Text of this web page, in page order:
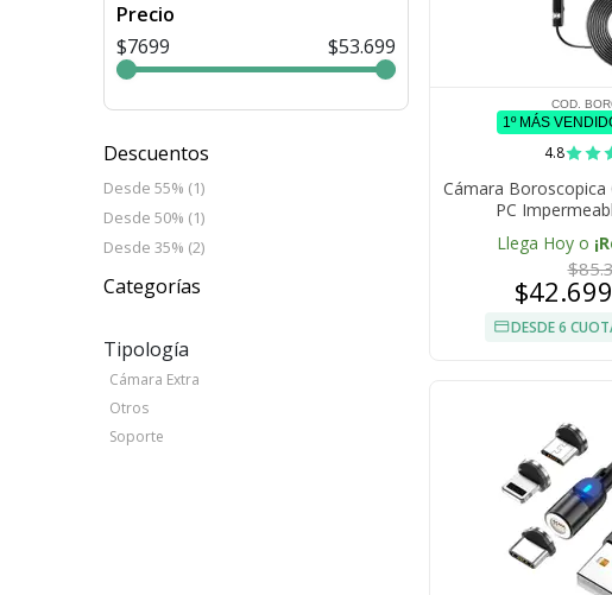
Precio
$7699
$53.699
Descuentos
Desde 55% (1)
Desde 50% (1)
Desde 35% (2)
Categorías
Tipología
Cámara Extra
Otros
Soporte
COD.
1º MÁS
4.8
Cámara Boroscopica
PC
Llega Hoy o
$42.699
DESDE 6